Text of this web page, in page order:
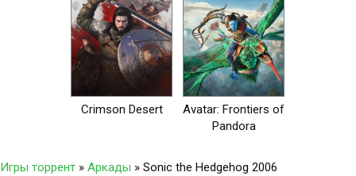
Crimson Desert
Avatar: Frontiers of
Pandora
Игры торрент » Аркады » Sonic the Hedgehog 2006